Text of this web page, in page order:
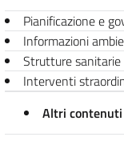
Pianificazione e
Informazioni
Strutture
Interventi
Altri contenuti